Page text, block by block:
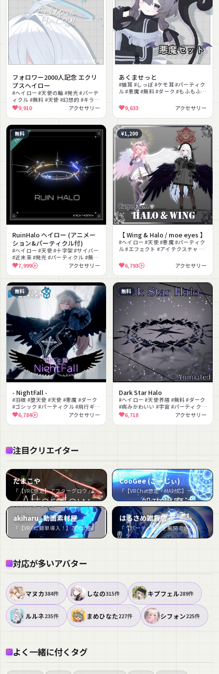
フォロワー2000人記念 エクリ
プスヘイロー
#ヘイロー #天使の輪 #発光 #パーテ
ィクル #無料 #天使 #幻想的 #キラキ
ラ #PhysBone揺れ #ファンタジー
9,910 アクセサリー
あくませっと
#猫耳 #しっぽ #ケモ耳 #パーティク
ル #悪魔 #無料 #ダーク #もふもふ #
9,633 アクセサリー
無料
RuinHalo ヘイロー (アニメー
ション&パーティクル付)
#ヘイロー #天使 #十字架 #サイバー
#近未来 #発光 #パーティクル #無料
#クール #ダーク
7,999 アクセサリー
¥1,200
【 Wing & Halo / moe eyes 】
#ヘイロー #天使 #悪魔 #パーティク
ル #エフェクト #アイテクスチャ #
ョン6,793 アクセサリー
無料
- NightFall -
#羽根 #堕天使 #天使 #悪魔 #ダーク
#ゴシック #パーティクル #飛行ギミ
ック #無料 #アニメーション
6,784 アクセサリー
無料
Dark Star Halo
#ヘイロー #天使界隈 #無料 #ダーク
#病みかわいい #宇宙 #パーティクル
#発光 #アクセサリー #ゴシック
6,718 アクセサリー
注目クリエイター
だまこや
『【VRC想定】アフターグロウ / Afterglow』など131件
CooGee (こーじぃ)
『【VRChat想定・MA対応】一般攻撃魔法』など83件
akiharu_動画素材屋
『【VRCに簡単導入！】次元の裂け目的なステンシルセット【prefabセット付】』など48件
はるさめ雑貨店
『【パーティクルを展開できる！】Celestial Ring』など41件
対応が多いアバター
マヌカ384件 しなの315件 キプフェル289件
ルルネ235件 まめひなた227件 シフォン225件
よく一緒に付くタグ